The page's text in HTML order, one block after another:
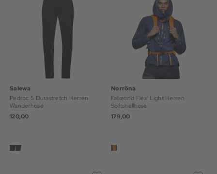
Salewa
Pedroc 5 Durastretch Herren
Wanderhose
120,00
Norröna
Falketind Flex¹ Light Herren
Softshellhose
179,00